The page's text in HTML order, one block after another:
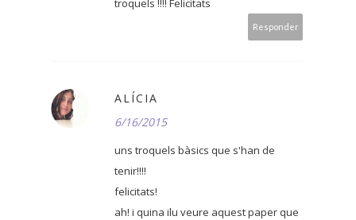
troquels !!!! Felicitats
Responder
ALÍCIA
6/16/2015
uns troquels bàsics que s'han de
tenir!!!!
felicitats!
ah! i quina ilu veure aquest paper que